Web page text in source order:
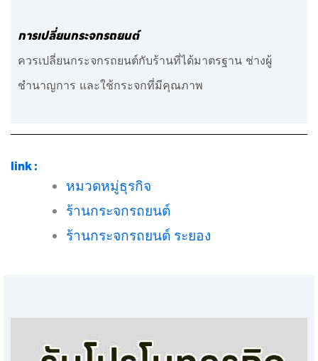
การเปลี่ยนกระจกรถยนต์
ควรเปลี่ยนกระจกรถยนต์กับร้านที่ได้มาตรฐาน ช่างผู้
ชำนาญการ และใช้กระจกที่มีคุณภาพ
link :
หมวดหมู่ธุรกิจ
ร้านกระจกรถยนต์
ร้านกระจกรถยนต์ ระยอง